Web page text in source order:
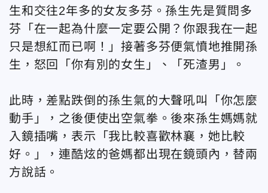
生和交往2年多的女友多芬。孫生先是質問多
芬「在一起為什麼一定要公開？你跟我在一起
只是想紅而已啊！」接著多芬便氣憤地推開孫
生，怒回「你有別的女生」、「死渣男」。
此時，差點跌倒的孫生氣的大聲吼叫「你怎麼
動手」，之後便使出空氣拳。後來孫生媽媽就
入鏡插嘴，表示「我比較喜歡林襄，她比較
好。」，連酷炫的爸媽都出現在鏡頭內，替兩
方說話。